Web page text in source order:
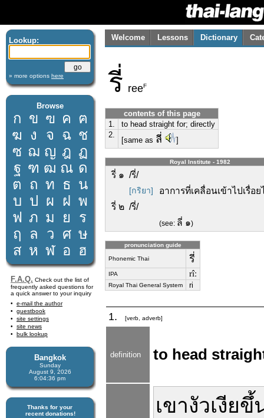
Lookup:
» more options here
Browse
ก ข ฃ ค ฅ
ฆ ง จ ฉ ช
ซ ฌ ญ ฎ ฏ
ฐ ฑ ฒ ณ ด
ต ถ ท ธ น
บ ป ผ ฝ พ
ฟ ภ ม ย
ร
ฤ
ล ว ศ ษ
ส ห ฬ อ ฮ
F.A.Q. Check out the list of
frequently asked questions for
a quick answer to your inquiry
e-mail the author
guestbook
site settings
site news
bulk lookup
Bangkok
Sunday
August 9, 2026
6:04:36 pm
Thanks for your
recent donations!
Welcome Lessons Dictionary
รี่ reeF
contents of this page
1.
to head straight for; directly
2.
[same as ลี่ ]
Royal Institute - 1982
รี่ ๑ /รี่/
[กริยา]
อาการที่เคลื่อนเข้าไปเรื่อย
รี่ ๒ /รี่/
(see: ลี่ ๑)
pronunciation guide
Phonemic Thai รี่
IPA rîː
Royal Thai General System ri
1. [verb, adverb]
definition to head
เขางัวเงียขึ้